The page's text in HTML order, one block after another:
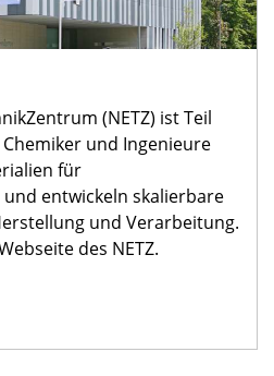
(NETZ) ist Teil
Chemiker und Ingenieure
für
entwickeln skalierbare
und Verarbeitung.
des NETZ.